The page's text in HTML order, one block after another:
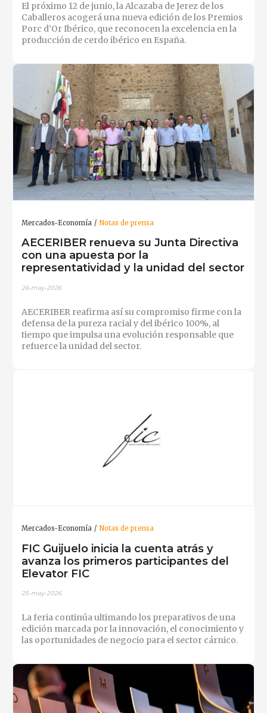
El próximo 12 de junio, la Alcazaba de Jerez de los
Caballeros acogerá una nueva edición de los Premios
Porc d’Or Ibérico, que reconocen la excelencia en la
producción de cerdo ibérico en España.
Mercados-Economía Notas de prensa
AECERIBER renueva su Junta Directiva
con una apuesta por la
representatividad y la unidad del sector
26-may-2026
AECERIBER reafirma así su compromiso firme con la
defensa de la pureza racial y del ibérico 100%, al
tiempo que impulsa una evolución responsable que
refuerce la unidad del sector.
Mercados-Economía Notas de prensa
FIC Guijuelo inicia la cuenta atrás y
avanza los primeros participantes del
Elevator FIC
25-may-2026
La feria continúa ultimando los preparativos de una
edición marcada por la innovación, el conocimiento y
las oportunidades de negocio para el sector cárnico.